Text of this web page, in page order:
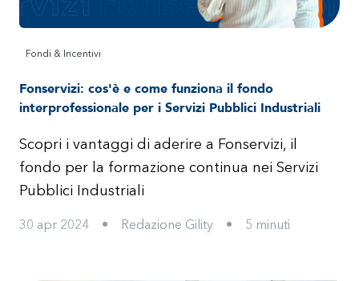
Fondi & Incentivi
Fonservizi: cos'è e come funziona il fondo
interprofessionale per i Servizi Pubblici Industriali
Scopri i vantaggi di aderire a Fonservizi, il
fondo per la formazione continua nei Servizi
Pubblici Industriali
30 apr 2024 • Redazione Gility • 5 minuti